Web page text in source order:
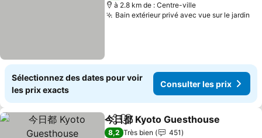
à 2.8 km de : Centre-ville
Bain extérieur privé avec vue sur le jardin
Sélectionnez des dates pour voir
les prix exacts
Consulter les prix
PartagerAjouter à mes favoris
今日都 Kyoto Guesthouse
8,2 Très bien
451